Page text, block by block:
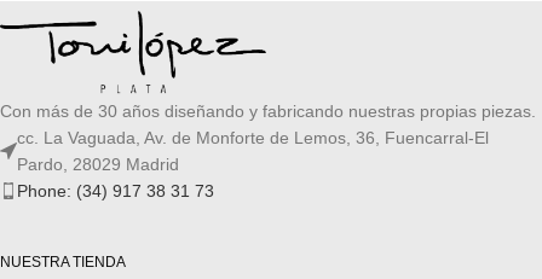
Con más de 30 años diseñando y fabricando nuestras propias piezas.
cc. La Vaguada, Av. de Monforte de Lemos, 36, Fuencarral-El
Pardo, 28029 Madrid
Phone: (34) 917 38 31 73
NUESTRA TIENDA